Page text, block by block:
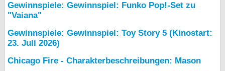
Gewinnspiele: Gewinnspiel: Funko Pop!-Set zu
"Vaiana"
Gewinnspiele: Gewinnspiel: Toy Story 5 (Kinostart:
23. Juli 2026)
Chicago Fire - Charakterbeschreibungen: Mason